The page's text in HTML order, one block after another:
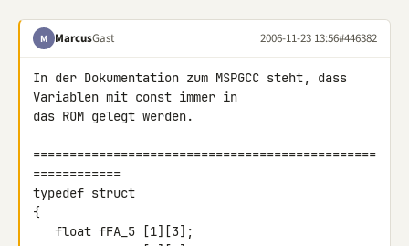
M MarcusGast 2006-11-23 13:56#446382
In der Dokumentation zum MSPGCC steht, dass
Variablen mit const immer in
das ROM gelegt werden.
===============================================
============
typedef struct
{